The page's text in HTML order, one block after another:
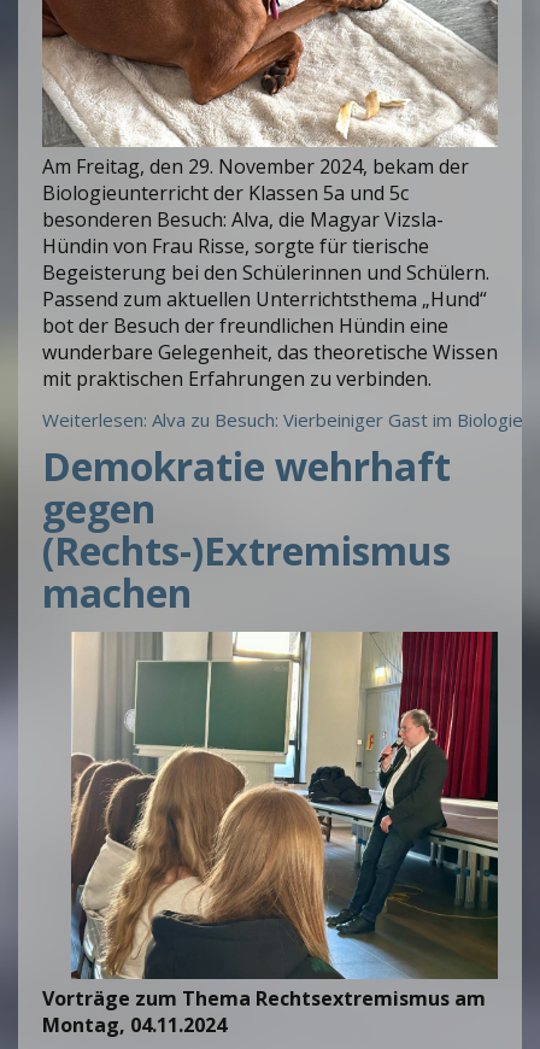
Am Freitag, den 29. November 2024, bekam der
Biologieunterricht der Klassen 5a und 5c
besonderen Besuch: Alva, die Magyar Vizsla-
Hündin von Frau Risse, sorgte für tierische
Begeisterung bei den Schülerinnen und Schülern.
Passend zum aktuellen Unterrichtsthema „Hund“
bot der Besuch der freundlichen Hündin eine
wunderbare Gelegenheit, das theoretische Wissen
mit praktischen Erfahrungen zu verbinden.
Weiterlesen: Alva zu Besuch: Vierbeiniger Gast im
Demokratie wehrhaft
gegen
(Rechts-)Extremismus
machen
Vorträge zum Thema Rechtsextremismus am
Montag, 04.11.2024